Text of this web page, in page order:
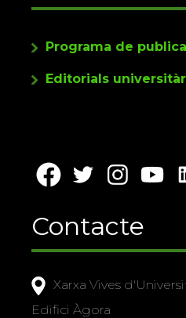
Programa de
Editorials
Contacte
Xarxa Vives
Edifici Àgora